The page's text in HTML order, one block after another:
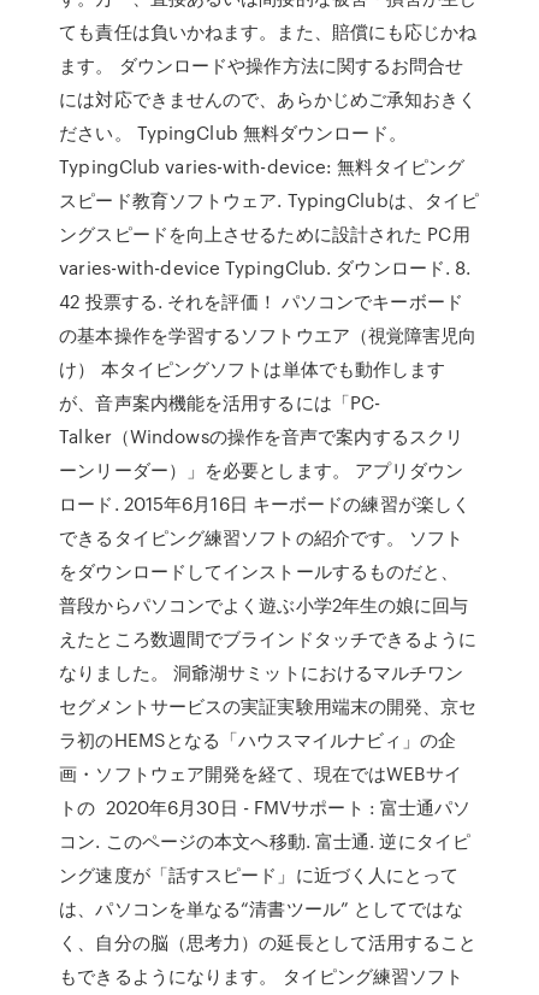
ても責任は負いかねます。また、賠償にも応じかね
ます。 ダウンロードや操作方法に関するお問合せ
には対応できませんので、あらかじめご承知おきく
ださい。 TypingClub 無料ダウンロード。
TypingClub varies-with-device: 無料タイピング
スピード教育ソフトウェア. TypingClubは、タイピ
ングスピードを向上させるために設計された PC用
varies-with-device TypingClub. ダウンロード. 8.
42 投票する. それを評価！ パソコンでキーボード
の基本操作を学習するソフトウエア（視覚障害児向
け） 本タイピングソフトは単体でも動作します
が、音声案内機能を活用するには「PC-
Talker（Windowsの操作を音声で案内するスクリ
ーンリーダー）」を必要とします。 アプリダウン
ロード. 2015年6月16日 キーボードの練習が楽しく
できるタイピング練習ソフトの紹介です。 ソフト
をダウンロードしてインストールするものだと、
普段からパソコンでよく遊ぶ小学2年生の娘に回与
えたところ数週間でブラインドタッチできるように
なりました。 洞爺湖サミットにおけるマルチワン
セグメントサービスの実証実験用端末の開発、京セ
ラ初のHEMSとなる「ハウスマイルナビィ」の企
画・ソフトウェア開発を経て、現在ではWEBサイ
トの 2020年6月30日 - FMVサポート : 富士通パソ
コン. このページの本文へ移動. 富士通. 逆にタイピ
ング速度が「話すスピード」に近づく人にとって
は、パソコンを単なる“清書ツール” としてではな
く、自分の脳（思考力）の延長として活用すること
もできるようになります。 タイピング練習ソフト